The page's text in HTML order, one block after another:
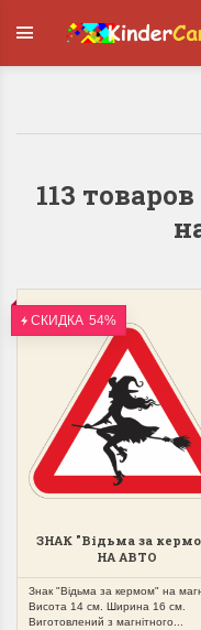
113
СКИДКА 54%
ЗНАК "Відьма за
НА АВТО
Знак "Відьма за кермом" на
Висота 14 см. Ширина 16 см.
Виготовлений з магнітного...